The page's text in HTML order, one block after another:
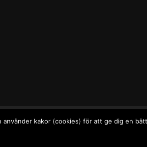
Upphovsrätt
använder kakor (cookies) för att ge dig en